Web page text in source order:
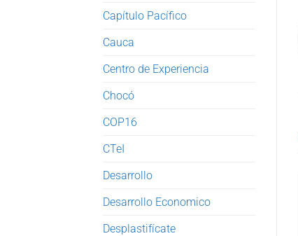
Capítulo Pacífico
Cauca
Centro de Experiencia
Chocó
COP16
CTeI
Desarrollo
Desarrollo Economico
Desplastifícate